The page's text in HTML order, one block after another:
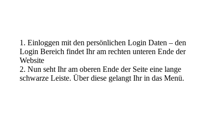
1. Einloggen mit den persönlichen Login Daten – den
Login Bereich findet Ihr am rechten unteren Ende der
Website
2. Nun seht Ihr am oberen Ende der Seite eine lange
schwarze Leiste. Über diese gelangt Ihr in das Menü.